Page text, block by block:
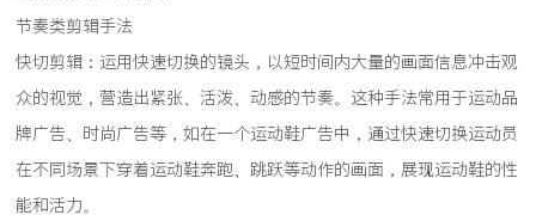
节奏类剪辑手法
快切剪辑：运用快速切换的镜头，以短时间内大量的画面信息冲击观
众的视觉，营造出紧张、活泼、动感的节奏。这种手法常用于运动品
牌广告、时尚广告等，如在一个运动鞋广告中，通过快速切换运动员
在不同场景下穿着运动鞋奔跑、跳跃等动作的画面，展现运动鞋的性
能和活力。